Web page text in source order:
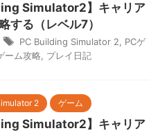
Simulator2】キャリア
する（レベル7）
PC Building Simulator 2
PCゲ
ーム攻略 プレイ日記
2 ゲーム
Simulator2】キャリア